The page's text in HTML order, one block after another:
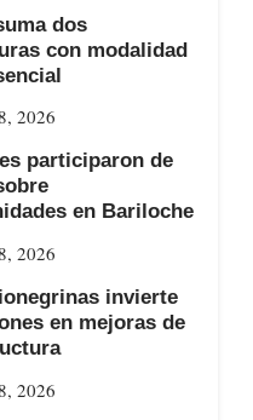
dos
con modalidad
2026
participaron de
en Bariloche
2026
invierte
en mejoras de
2026